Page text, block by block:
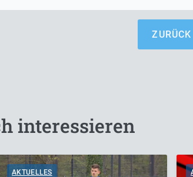
ZURÜCK
interessieren
AKTUELLES